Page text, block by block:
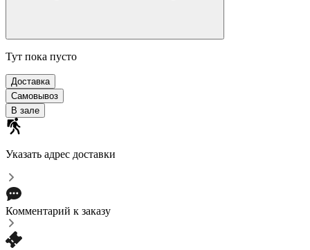
Тут пока пусто
Доставка
Самовывоз
В зале
Указать адрес доставки
Комментарий к заказу